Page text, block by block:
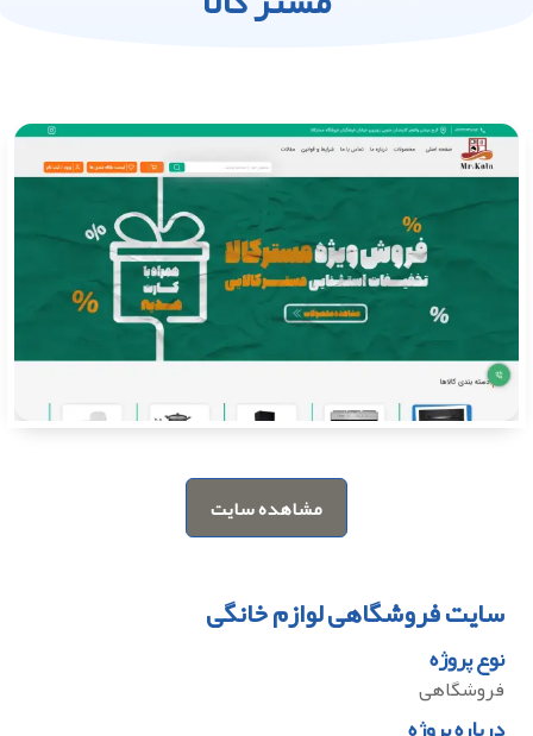
مشاهده سایت
سایت فروشگاهی لوازم خانگی
نوع پروژه
فروشگاهی